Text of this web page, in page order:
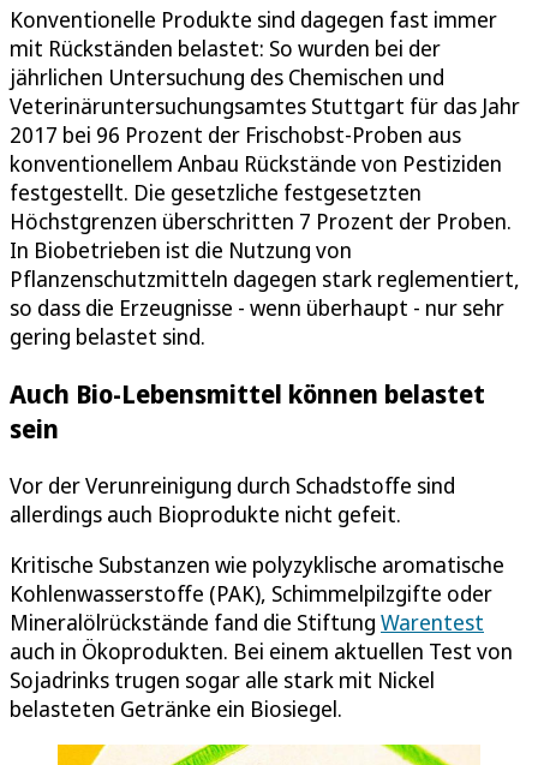
Konventionelle Produkte sind dagegen fast immer
mit Rückständen belastet: So wurden bei der
jährlichen Untersuchung des Chemischen und
Veterinäruntersuchungsamtes Stuttgart für das Jahr
2017 bei 96 Prozent der Frischobst-Proben aus
konventionellem Anbau Rückstände von Pestiziden
festgestellt. Die gesetzliche festgesetzten
Höchstgrenzen überschritten 7 Prozent der Proben.
In Biobetrieben ist die Nutzung von
Pflanzenschutzmitteln dagegen stark reglementiert,
so dass die Erzeugnisse - wenn überhaupt - nur sehr
gering belastet sind.
Auch Bio-Lebensmittel können belastet
sein
Vor der Verunreinigung durch Schadstoffe sind
allerdings auch Bioprodukte nicht gefeit.
Kritische Substanzen wie polyzyklische aromatische
Kohlenwasserstoffe (PAK), Schimmelpilzgifte oder
Mineralölrückstände fand die Stiftung Warentest
auch in Ökoprodukten. Bei einem aktuellen Test von
Sojadrinks trugen sogar alle stark mit Nickel
belasteten Getränke ein Biosiegel.